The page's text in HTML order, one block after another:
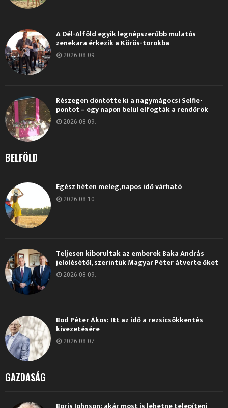
A Dél-Alföld egyik legnépszerűbb mulatós
zenekara érkezik a Körös-torokba
2026.08.09.
Részegen döntötte ki a nagymágocsi Selfie-
pontot – egy napon belül elfogták a rendőrök
2026.08.09.
BELFÖLD
Egész héten meleg, napos idő várható
2026.08.10.
Teljesen kiborultak az emberek Baka András
jelölésétől, szerintük Magyar Péter átverte őket
2026.08.09.
Bod Péter Ákos: Itt az idő a rezsicsökkentés
kivezetésére
2026.08.07.
GAZDASÁG